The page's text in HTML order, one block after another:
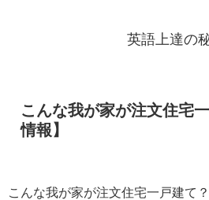
英語上達の
こんな我が家が注文住宅
情報】
こんな我が家が注文住宅一戸建て